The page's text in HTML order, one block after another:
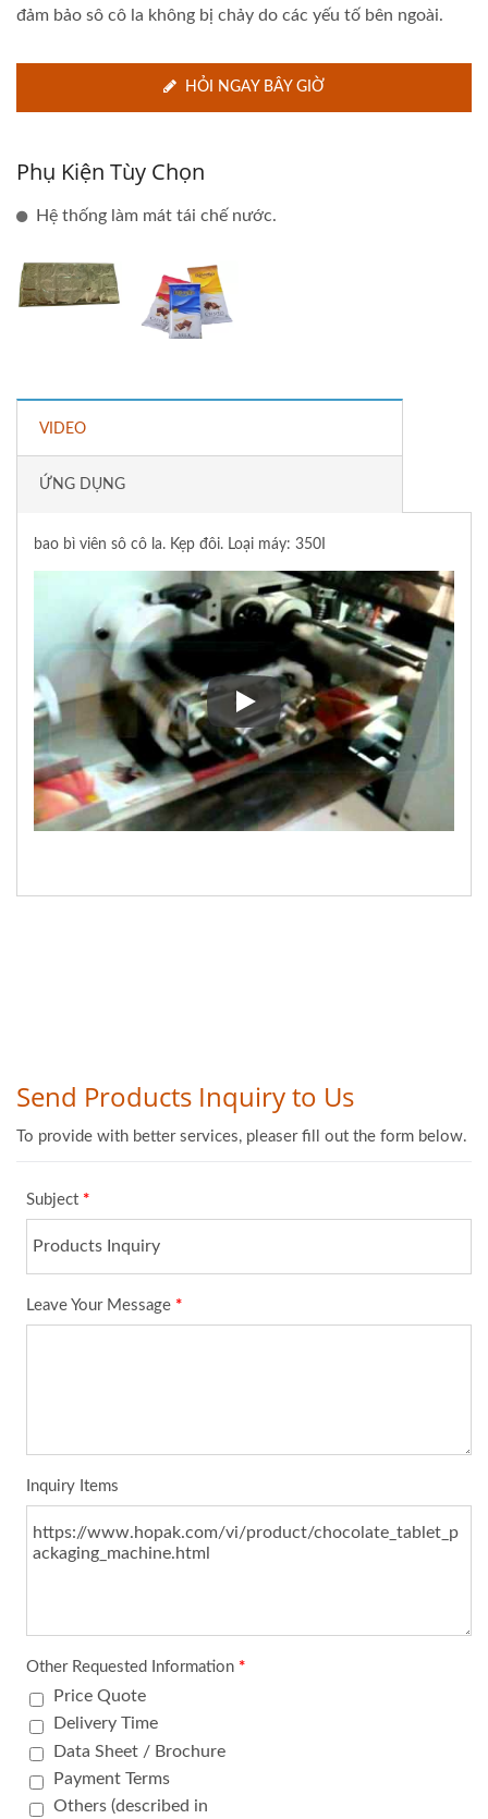
đảm bảo sô cô la không bị chảy do các yếu tố bên ngoài.
HỎI NGAY BÂY GIỜ
Phụ Kiện Tùy Chọn
Hệ thống làm mát tái chế nước.
VIDEO
ỨNG DỤNG
bao bì viên sô cô la. Kẹp đôi. Loại máy: 350I
bao bì viên sô cô la. Kẹp đôi.